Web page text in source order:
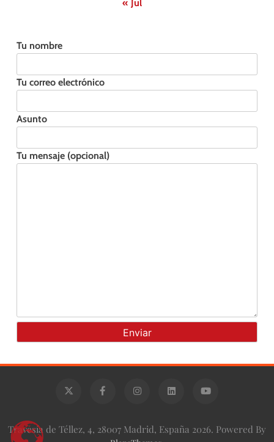
« Jul
Tu nombre
Tu correo electrónico
Asunto
Tu mensaje (opcional)
Travesía de Téllez, 4, 28007 Madrid, España 2026. Powered By